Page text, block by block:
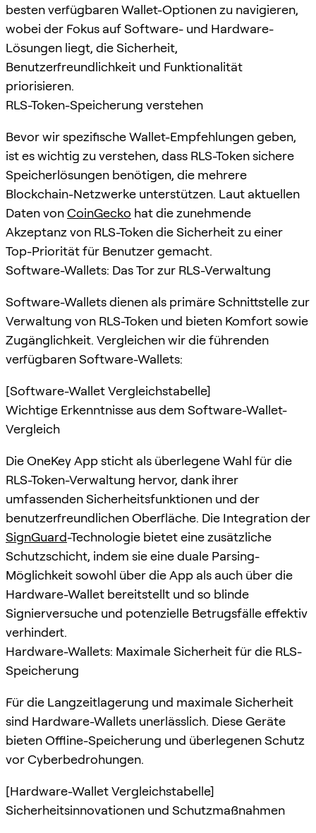
besten verfügbaren Wallet-Optionen zu navigieren,
wobei der Fokus auf Software- und Hardware-
Lösungen liegt, die Sicherheit,
Benutzerfreundlichkeit und Funktionalität
priorisieren.
RLS-Token-Speicherung verstehen
Bevor wir spezifische Wallet-Empfehlungen geben,
ist es wichtig zu verstehen, dass RLS-Token sichere
Speicherlösungen benötigen, die mehrere
Blockchain-Netzwerke unterstützen. Laut aktuellen
Daten vonCoinGecko hat die zunehmende
Akzeptanz von RLS-Token die Sicherheit zu einer
Top-Priorität für Benutzer gemacht.
Software-Wallets: Das Tor zur RLS-Verwaltung
Software-Wallets dienen als primäre Schnittstelle zur
Verwaltung von RLS-Token und bieten Komfort sowie
Zugänglichkeit. Vergleichen wir die führenden
verfügbaren Software-Wallets:
[Software-Wallet Vergleichstabelle]
Wichtige Erkenntnisse aus dem Software-Wallet-
Vergleich
Die OneKey App sticht als überlegene Wahl für die
RLS-Token-Verwaltung hervor, dank ihrer
umfassenden Sicherheitsfunktionen und der
benutzerfreundlichen Oberfläche. Die Integration der
SignGuard-Technologie bietet eine zusätzliche
Schutzschicht, indem sie eine duale Parsing-
Möglichkeit sowohl über die App als auch über die
Hardware-Wallet bereitstellt und so blinde
Signierversuche und potenzielle Betrugsfälle effektiv
verhindert.
Hardware-Wallets: Maximale Sicherheit für die RLS-
Speicherung
Für die Langzeitlagerung und maximale Sicherheit
sind Hardware-Wallets unerlässlich. Diese Geräte
bieten Offline-Speicherung und überlegenen Schutz
vor Cyberbedrohungen.
[Hardware-Wallet Vergleichstabelle]
Sicherheitsinnovationen und Schutzmaßnahmen